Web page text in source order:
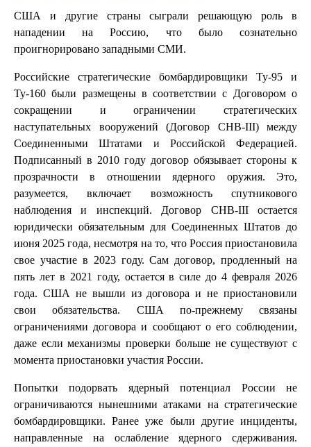
США и другие страны сыграли решающую роль в
нападении на Россию, что было сознательно
проигнорировано западными СМИ.
Российские стратегические бомбардировщики Ту-95 и
Ту-160 были размещены в соответствии с Договором о
сокращении и ограничении стратегических
наступательных вооружений (Договор СНВ-III) между
Соединенными Штатами и Российской Федерацией.
Подписанный в 2010 году договор обязывает стороны к
прозрачности в отношении ядерного оружия. Это,
разумеется, включает возможность спутникового
наблюдения и инспекций. Договор СНВ-III остается
юридически обязательным для Соединенных Штатов до
июня 2025 года, несмотря на то, что Россия приостановила
свое участие в 2023 году. Сам договор, продленный на
пять лет в 2021 году, остается в силе до 4 февраля 2026
года. США не вышли из договора и не приостановили
свои обязательства. США по-прежнему связаны
ограничениями договора и сообщают о его соблюдении,
даже если механизмы проверки больше не существуют с
момента приостановки участия России.
Попытки подорвать ядерный потенциал России не
ограничиваются нынешними атаками на стратегические
бомбардировщики. Ранее уже были другие инциденты,
направленные на ослабление ядерного сдерживания.